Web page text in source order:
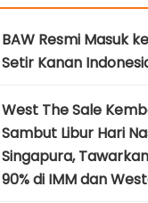
BAW Resmi Masuk
Setir Kanan
West The Sale
Sambut Libur Hari
Singapura,
90% di IMM dan